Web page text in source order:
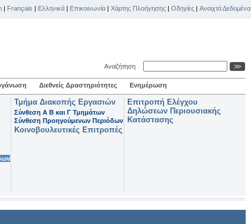
| Français | Ελληνικά | Επικοινωνία | Χάρτης Πλοήγησης | Οδηγίες | Ανοιχτά Δεδομένα
Αναζήτηση
Διεθνείς Δραστηριότητες Ενημέρωση
Τμήμα Διακοπής Εργασιών
Σύνθεση Α Β και Γ Τμημάτων
Σύνθεση Προηγούμενων Περιόδων
Κοινοβουλευτικές Επιτροπές
Επιτροπή Ελέγχου
Δηλώσεων Περιουσιακής
Κατάστασης